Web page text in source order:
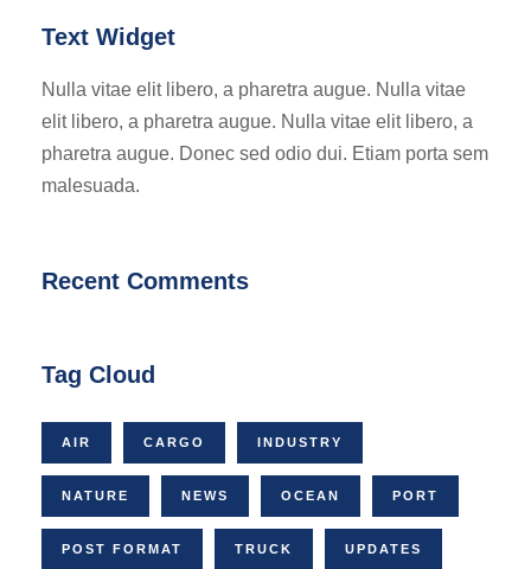
Text Widget
Nulla vitae elit libero, a pharetra augue. Nulla vitae
elit libero, a pharetra augue. Nulla vitae elit libero, a
pharetra augue. Donec sed odio dui. Etiam porta sem
malesuada.
Recent Comments
Tag Cloud
AIR CARGO INDUSTRY
NATURE NEWS OCEAN PORT
POST FORMAT TRUCK UPDATES